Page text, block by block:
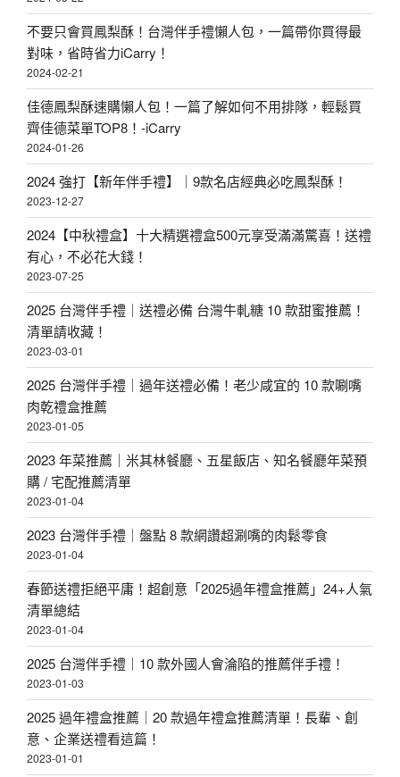
不要只會買鳳梨酥！台灣伴手禮懶人包，一篇帶你買得最
對味，省時省力iCarry！
2024-02-21
佳德鳳梨酥速購懶人包！一篇了解如何不用排隊，輕鬆買
齊佳德菜單TOP8！-iCarry
2024-01-26
2024 強打【新年伴手禮】｜9款名店經典必吃鳳梨酥！
2023-12-27
2024【中秋禮盒】十大精選禮盒500元享受滿滿驚喜！送禮
有心，不必花大錢！
2023-07-25
2025 台灣伴手禮｜送禮必備 台灣牛軋糖 10 款甜蜜推薦！
清單請收藏！
2023-03-01
2025 台灣伴手禮｜過年送禮必備！老少咸宜的 10 款唰嘴
肉乾禮盒推薦
2023-01-05
2023 年菜推薦｜米其林餐廳、五星飯店、知名餐廳年菜預
購 / 宅配推薦清單
2023-01-04
2023 台灣伴手禮｜盤點 8 款網讚超涮嘴的肉鬆零食
2023-01-04
春節送禮拒絕平庸！超創意「2025過年禮盒推薦」24+人氣
清單總結
2023-01-04
2025 台灣伴手禮｜10 款外國人會淪陷的推薦伴手禮！
2023-01-03
2025 過年禮盒推薦｜20 款過年禮盒推薦清單！長輩、創
意、企業送禮看這篇！
2023-01-01